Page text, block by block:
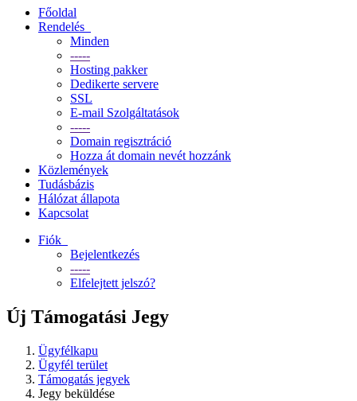
Főoldal
Rendelés
Minden
-----
Hosting pakker
Dedikerte servere
SSL
E-mail Szolgáltatások
-----
Domain regisztráció
Hozza át domain nevét hozzánk
Közlemények
Tudásbázis
Hálózat állapota
Kapcsolat
Fiók
Bejelentkezés
-----
Elfelejtett jelszó?
Új Támogatási Jegy
Ügyfélkapu
Ügyfél terület
Támogatás jegyek
Jegy beküldése